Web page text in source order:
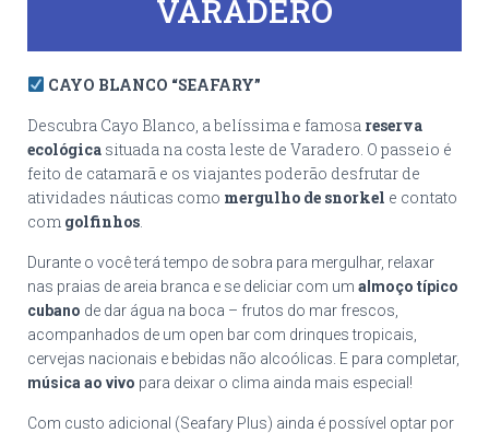
VARADERO
CAYO BLANCO “SEAFARY”
Descubra Cayo Blanco, a belíssima e famosa reserva
ecológica situada na costa leste de Varadero. O passeio é
feito de catamarã e os viajantes poderão desfrutar de
atividades náuticas como mergulho de snorkel e contato
com golfinhos.
Durante o você terá tempo de sobra para mergulhar, relaxar
nas praias de areia branca e se deliciar com um almoço típico
cubano de dar água na boca – frutos do mar frescos,
acompanhados de um open bar com drinques tropicais,
cervejas nacionais e bebidas não alcoólicas. E para completar,
música ao vivo para deixar o clima ainda mais especial!
Com custo adicional (Seafary Plus) ainda é possível optar por